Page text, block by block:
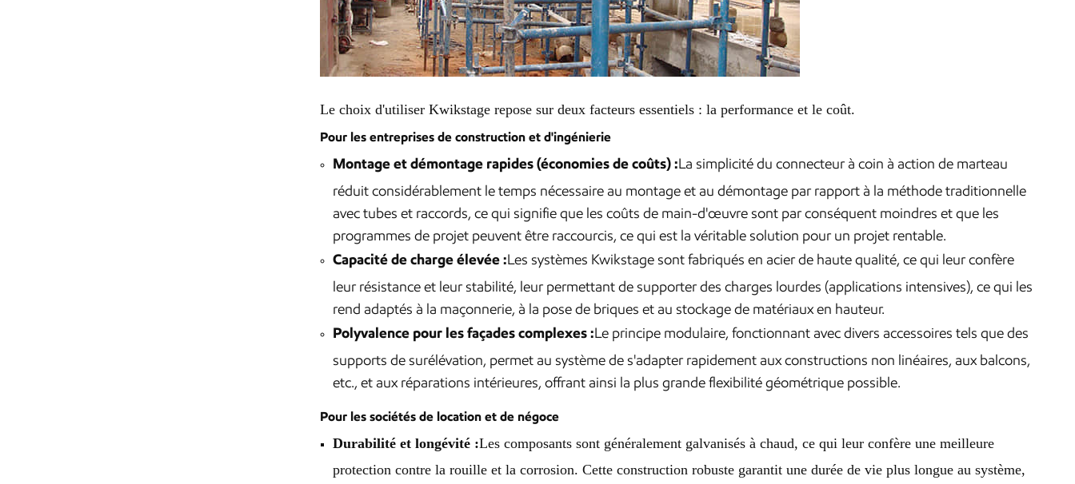
Le choix d'utiliser Kwikstage repose sur deux facteurs essentiels : la performance et le coût.
Pour les entreprises de construction et d'ingénierie
Montage et démontage rapides (économies de coûts) :La simplicité du connecteur à coin à action de marteau
réduit considérablement le temps nécessaire au montage et au démontage par rapport à la méthode traditionnelle
avec tubes et raccords, ce qui signifie que les coûts de main-d'œuvre sont par conséquent moindres et que les
programmes de projet peuvent être raccourcis, ce qui est la véritable solution pour un projet rentable.
Capacité de charge élevée :Les systèmes Kwikstage sont fabriqués en acier de haute qualité, ce qui leur confère
leur résistance et leur stabilité, leur permettant de supporter des charges lourdes (applications intensives), ce qui les
rend adaptés à la maçonnerie, à la pose de briques et au stockage de matériaux en hauteur.
Polyvalence pour les façades complexes :Le principe modulaire, fonctionnant avec divers accessoires tels que des
supports de surélévation, permet au système de s'adapter rapidement aux constructions non linéaires, aux balcons,
etc., et aux réparations intérieures, offrant ainsi la plus grande flexibilité géométrique possible.
Pour les sociétés de location et de négoce
Durabilité et longévité :Les composants sont généralement galvanisés à chaud, ce qui leur confère une meilleure
protection contre la rouille et la corrosion. Cette construction robuste garantit une durée de vie plus longue au système,